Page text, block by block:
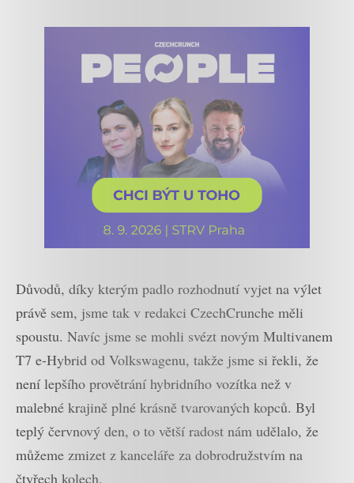
Důvodů, díky kterým padlo rozhodnutí vyjet na výlet
právě sem, jsme tak v redakci CzechCrunche měli
spoustu. Navíc jsme se mohli svézt novým Multivanem
T7 e-Hybrid od Volkswagenu, takže jsme si řekli, že
není lepšího provětrání hybridního vozítka než v
malebné krajině plné krásně tvarovaných kopců. Byl
teplý červnový den, o to větší radost nám udělalo, že
můžeme zmizet z kanceláře za dobrodružstvím na
čtyřech kolech.